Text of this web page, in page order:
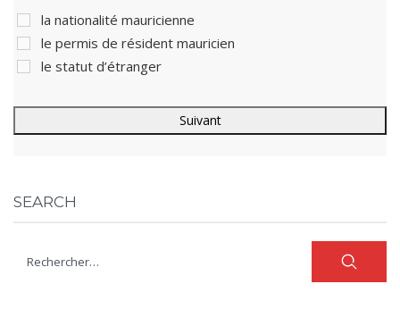
la nationalité mauricienne
le permis de résident mauricien
le statut d’étranger
SEARCH